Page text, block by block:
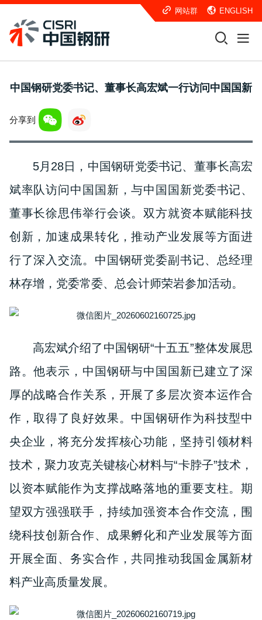
网站群 ENGLISH
中国钢研党委书记、董事长高宏斌一行访问中国国新
分享到
5月28日，中国钢研党委书记、董事长高宏
斌率队访问中国国新，与中国国新党委书记、
董事长徐思伟举行会谈。双方就资本赋能科技
创新，加速成果转化，推动产业发展等方面进
行了深入交流。中国钢研党委副书记、总经理
林存增，党委常委、总会计师荣岩参加活动。
高宏斌介绍了中国钢研“十五五”整体发展思
路。他表示，中国钢研与中国国新已建立了深
厚的战略合作关系，开展了多层次资本运作合
作，取得了良好效果。中国钢研作为科技型中
央企业，将充分发挥核心功能，坚持引领材料
技术，聚力攻克关键核心材料与“卡脖子”技术，
以资本赋能作为支撑战略落地的重要支柱。期
望双方强强联手，持续加强资本合作交流，围
绕科技创新合作、成果孵化和产业发展等方面
开展全面、务实合作，共同推动我国金属新材
料产业高质量发展。